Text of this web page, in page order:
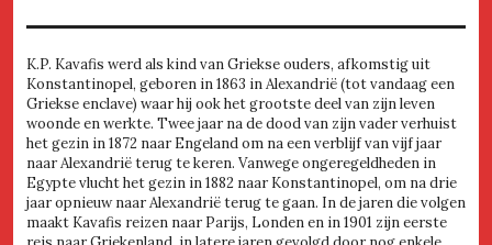
K.P. Kavafis werd als kind van Griekse ouders, afkomstig uit
Konstantinopel, geboren in 1863 in Alexandrië (tot vandaag een
Griekse enclave) waar hij ook het grootste deel van zijn leven
woonde en werkte. Twee jaar na de dood van zijn vader verhuist
het gezin in 1872 naar Engeland om na een verblijf van vijf jaar
naar Alexandrië terug te keren. Vanwege ongeregeldheden in
Egypte vlucht het gezin in 1882 naar Konstantinopel, om na drie
jaar opnieuw naar Alexandrië terug te gaan. In de jaren die volgen
maakt Kavafis reizen naar Parijs, Londen en in 1901 zijn eerste